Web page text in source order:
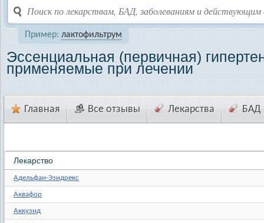
Пример: лактофильтрум
Эссенциальная (первичная)
применяемые при лечении
Главная Все отзывы Лекарства БАД
Лекарство
Адельфан-Эзидрекс
Аквафор
Аккузид